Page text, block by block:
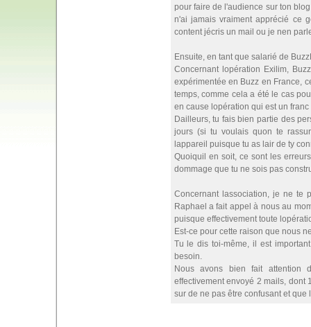
pour faire de l'audience sur ton
n'ai jamais vraiment apprécié ce
content jécris un mail ou je nen
Ensuite, en tant que salarié de
Concernant lopération Exilim,
expérimentée en Buzz en France,
temps, comme cela a été le cas
en cause lopération qui est un
Dailleurs, tu fais bien partie des
jours (si tu voulais quon te
lappareil puisque tu as lair de ty
Quoiquil en soit, ce sont les
dommage que tu ne sois pas
Concernant lassociation, je ne
Raphael a fait appel à nous au
puisque effectivement toute
Est-ce pour cette raison que nous
Tu le dis toi-même, il est
besoin.
Nous avons bien fait attention
effectivement envoyé 2 mails, dont
sur de ne pas être confusant et que